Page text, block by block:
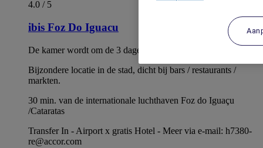
4.0 / 5
ibis Foz Do Iguacu
De kamer wordt om de 3 dagen gereinigd.
Bijzondere locatie in de stad, dicht bij bars / restaurants /
markten.
30 min. van de internationale luchthaven Foz do Iguaçu
/Cataratas
Transfer In - Airport x gratis Hotel - Meer via e-mail: h7380-
re@accor.com